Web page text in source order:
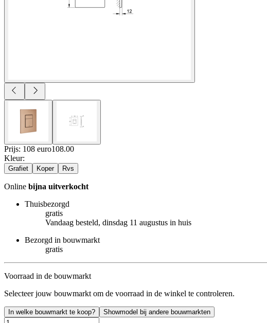
Prijs: 108 euro108.00
Kleur:
Grafiet Koper Rvs
Online bijna uitverkocht
Thuisbezorgd
gratis
Vandaag besteld, dinsdag 11 augustus in huis
Bezorgd in bouwmarkt
gratis
Voorraad in de bouwmarkt
Selecteer jouw bouwmarkt om de voorraad in de winkel te controleren.
In welke bouwmarkt te koop? Showmodel bij andere bouwmarkten